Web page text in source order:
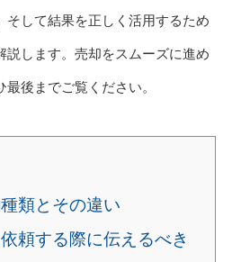
そして結果を正しく活用するため
説します。売却をスムーズに進め
後までご覧ください。
類とその違い
頼する際に伝えるべき